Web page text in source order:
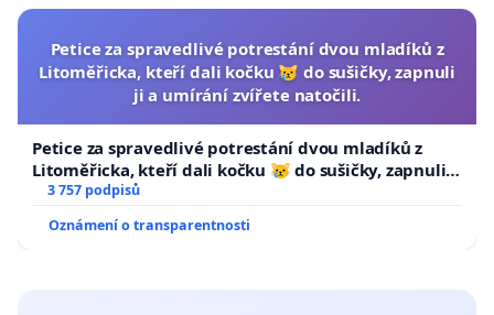
Petice za spravedlivé potrestání dvou mladíků z
Litoměřicka, kteří dali kočku 😿 do sušičky, zapnuli
ji a umírání zvířete natočili.
Petice za spravedlivé potrestání dvou mladíků z
Litoměřicka, kteří dali kočku 😿 do sušičky, zapnuli ji
a umírání zvířete natočili.
3 757 podpisů
Oznámení o transparentnosti